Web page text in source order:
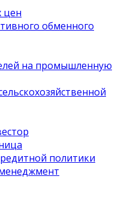
цен
обменного
на промышленную
политики